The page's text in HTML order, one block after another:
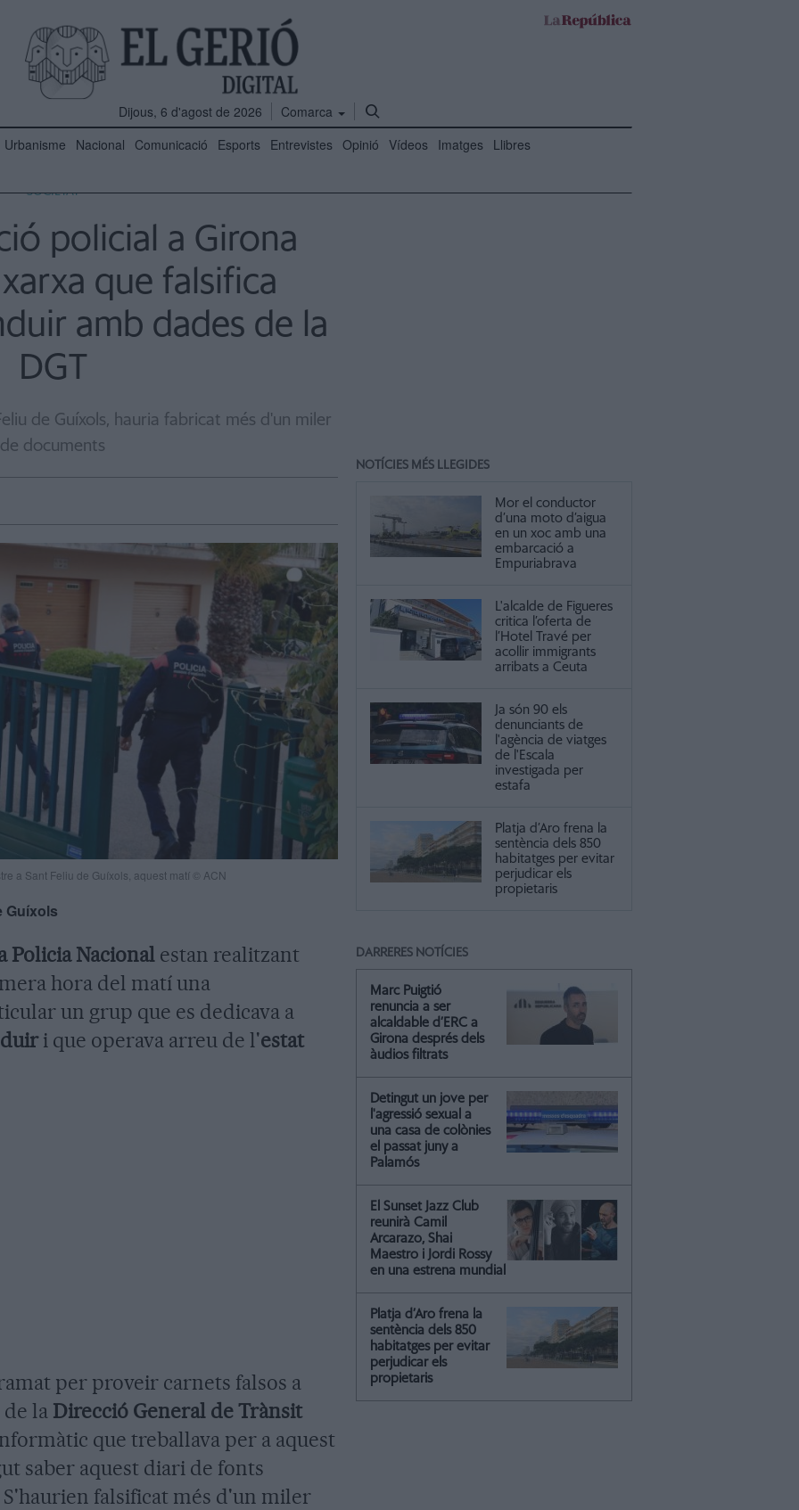
Dijous, 6 d'agost de 2026
Comarca
Urbanisme Nacional Comunicació Esports Entrevistes Opinió Vídeos Imatges Llibres
SOCIETAT
policial a Girona
que falsifica
amb dades de la
DGT
de Guíxols, hauria fabricat més d'un miler
de documents
a Sant Feliu de Guíxols, aquest matí © ACN
Guíxols
Policia Nacional estan realitzant
hora del matí una
un grup que es dedicava a
i que operava arreu de l'estat
per proveir carnets falsos a
la Direcció General de Trànsit
que treballava per a aquest
saber aquest diari de fonts
falsificat més d'un miler
NOTÍCIES MÉS LLEGIDES
Mor el conductor
d’una moto d’aigua
en un xoc amb una
embarcació a
Empuriabrava
L'alcalde de Figueres
critica l’oferta de
l’Hotel Travé per
acollir immigrants
arribats a Ceuta
Ja són 90 els
denunciants de
l'agència de viatges
de l'Escala
investigada per
estafa
Platja d’Aro frena la
sentència dels 850
habitatges per evitar
perjudicar els
propietaris
DARRERES NOTÍCIES
Marc Puigtió
renuncia a ser
alcaldable d’ERC a
Girona després dels
àudios filtrats
Detingut un jove per
l'agressió sexual a
una casa de colònies
el passat juny a
Palamós
El Sunset Jazz Club
reunirà Camil
Arcarazo, Shai
Maestro i Jordi Rossy
en una estrena mundial
Platja d’Aro frena la
sentència dels 850
habitatges per evitar
perjudicar els
propietaris